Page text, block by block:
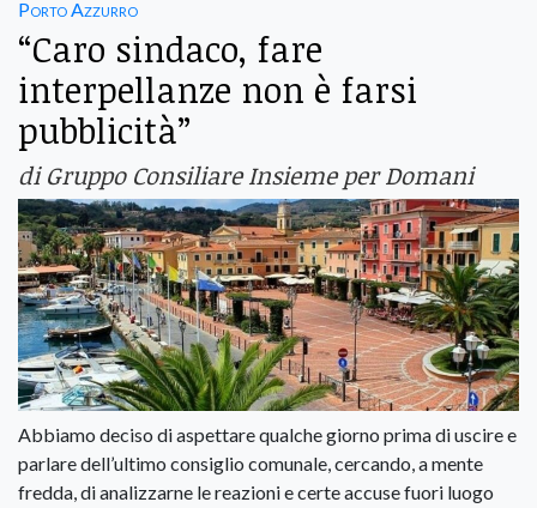
Porto Azzurro
“Caro sindaco, fare
interpellanze non è farsi
pubblicità”
di Gruppo Consiliare Insieme per Domani
Abbiamo deciso di aspettare qualche giorno prima di uscire e
parlare dell’ultimo consiglio comunale, cercando, a mente
fredda, di analizzarne le reazioni e certe accuse fuori luogo